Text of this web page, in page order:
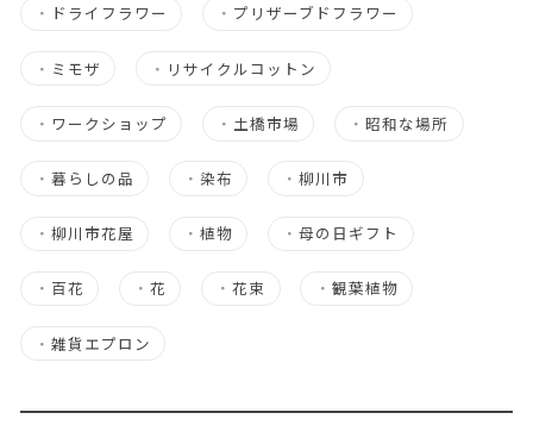
・ ドライフラワー ・ プリザーブドフラワー
・ ミモザ ・ リサイクルコットン
・ ワークショップ ・ 土橋市場 ・昭和な場所
・ 暮らしの品 ・ 染布 ・柳川市
・ 柳川市花屋 ・植物 ・母の日ギフト
・ 百花 ・花 ・花束 ・ 観葉植物
・ 雑貨エプロン